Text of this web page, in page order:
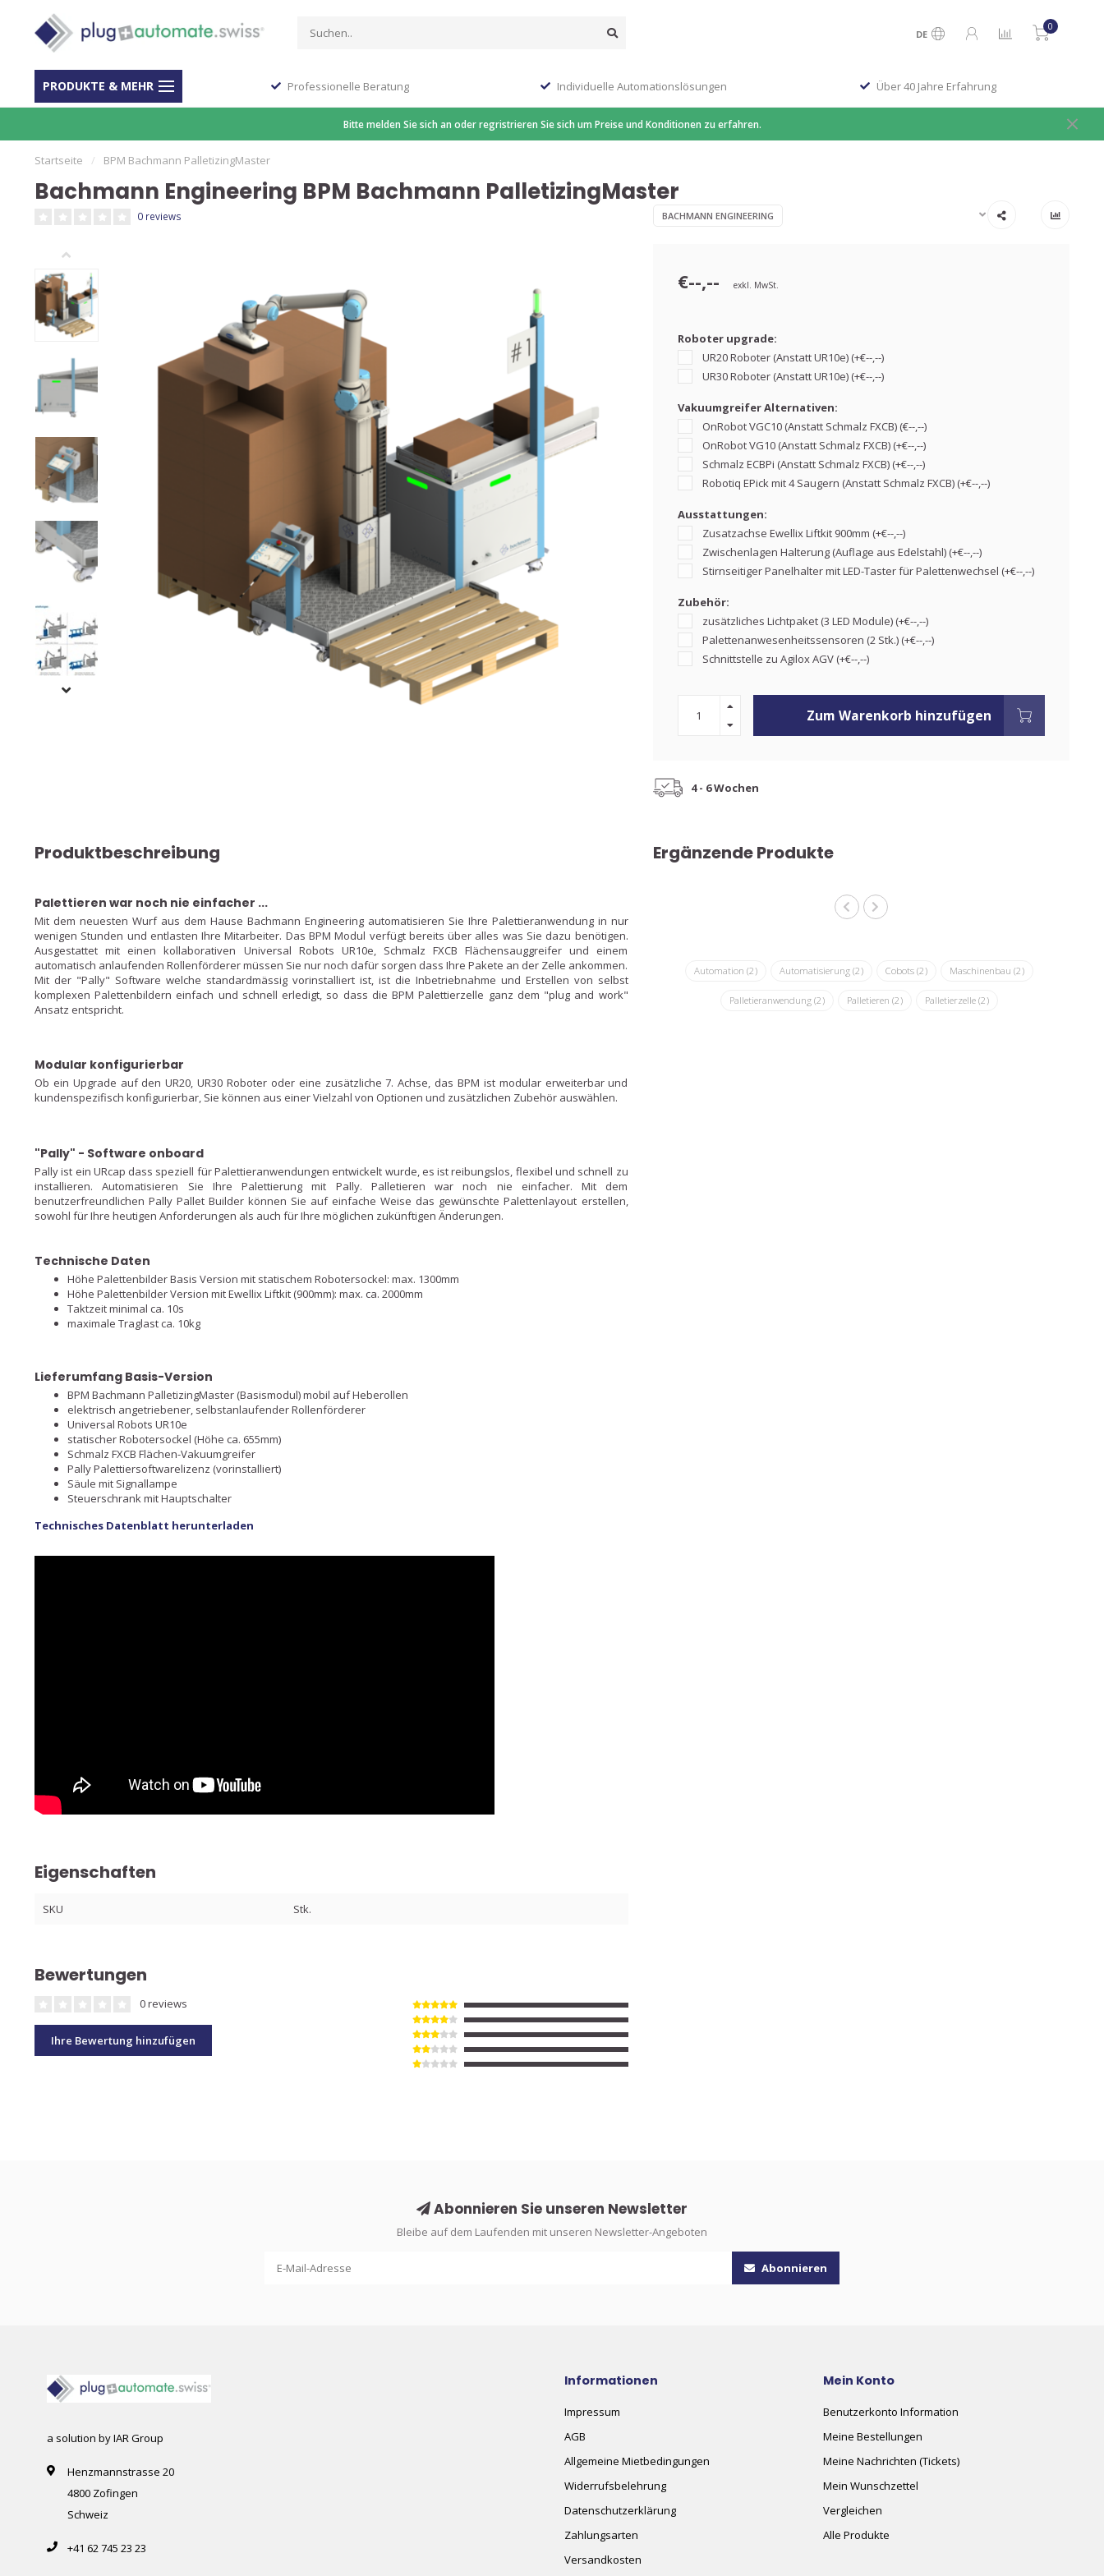
DE
0
PRODUKTE & MEHR
Shop für Automation Professionelle Beratung Individuelle Automationslösungen Über 40 Jahre Erfahrung
Bitte melden Sie sich an oder regristrieren Sie sich um Preise und Konditionen zu erfahren.
Startseite / BPM Bachmann PalletizingMaster
Bachmann Engineering BPM Bachmann PalletizingMaster
0 reviews BACHMANN ENGINEERING
€--,-- exkl. MwSt.
Roboter upgrade:
UR20 Roboter (Anstatt UR10e) (+€--,--)
UR30 Roboter (Anstatt UR10e) (+€--,--)
Vakuumgreifer Alternativen:
OnRobot VGC10 (Anstatt Schmalz FXCB) (€--,--)
OnRobot VG10 (Anstatt Schmalz FXCB) (+€--,--)
Schmalz ECBPi (Anstatt Schmalz FXCB) (+€--,--)
Robotiq EPick mit 4 Saugern (Anstatt Schmalz FXCB) (+€--,--)
Ausstattungen:
Zusatzachse Ewellix Liftkit 900mm (+€--,--)
Zwischenlagen Halterung (Auflage aus Edelstahl) (+€--,--)
Stirnseitiger Panelhalter mit LED-Taster für Palettenwechsel (+€--,--)
Zubehör:
zusätzliches Lichtpaket (3 LED Module) (+€--,--)
Palettenanwesenheitssensoren (2 Stk.) (+€--,--)
Schnittstelle zu Agilox AGV (+€--,--)
Zum Warenkorb hinzufügen
4 - 6 Wochen
Produktbeschreibung
Palettieren war noch nie einfacher ...
Mit dem neuesten Wurf aus dem Hause Bachmann Engineering automatisieren Sie Ihre Palettieranwendung in nur
wenigen Stunden und entlasten Ihre Mitarbeiter. Das BPM Modul verfügt bereits über alles was Sie dazu benötigen.
Ausgestattet mit einen kollaborativen Universal Robots UR10e, Schmalz FXCB Flächensauggreifer und einem
automatisch anlaufenden Rollenförderer müssen Sie nur noch dafür sorgen dass Ihre Pakete an der Zelle ankommen.
Mit der "Pally" Software welche standardmässig vorinstalliert ist, ist die Inbetriebnahme und Erstellen von selbst
komplexen Palettenbildern einfach und schnell erledigt, so dass die BPM Palettierzelle ganz dem "plug and work"
Ansatz entspricht.
Modular konfigurierbar
Ob ein Upgrade auf den UR20, UR30 Roboter oder eine zusätzliche 7. Achse, das BPM ist modular erweiterbar und
kundenspezifisch konfigurierbar, Sie können aus einer Vielzahl von Optionen und zusätzlichen Zubehör auswählen.
"Pally" - Software onboard
Pally ist ein URcap dass speziell für Palettieranwendungen entwickelt wurde, es ist reibungslos, flexibel und schnell zu
installieren. Automatisieren Sie Ihre Palettierung mit Pally. Palletieren war noch nie einfacher. Mit dem
benutzerfreundlichen Pally Pallet Builder können Sie auf einfache Weise das gewünschte Palettenlayout erstellen,
sowohl für Ihre heutigen Anforderungen als auch für Ihre möglichen zukünftigen Änderungen.
Technische Daten
Höhe Palettenbilder Basis Version mit statischem Robotersockel: max. 1300mm
Höhe Palettenbilder Version mit Ewellix Liftkit (900mm): max. ca. 2000mm
Taktzeit minimal ca. 10s
maximale Traglast ca. 10kg
Lieferumfang Basis-Version
BPM Bachmann PalletizingMaster (Basismodul) mobil auf Heberollen
elektrisch angetriebener, selbstanlaufender Rollenförderer
Universal Robots UR10e
statischer Robotersockel (Höhe ca. 655mm)
Schmalz FXCB Flächen-Vakuumgreifer
Pally Palettiersoftwarelizenz (vorinstalliert)
Säule mit Signallampe
Steuerschrank mit Hauptschalter
Technisches Datenblatt herunterladen
Eigenschaften
SKU Stk.
Bewertungen
0 reviews
Ihre Bewertung hinzufügen
Ergänzende Produkte
Automation (2) Automatisierung (2) Cobots (2) Maschinenbau (2)
Palletieranwendung (2) Palletieren (2) Palletierzelle (2)
Abonnieren Sie unseren Newsletter
Bleibe auf dem Laufenden mit unseren Newsletter-Angeboten
Abonnieren
a solution by IAR Group
Henzmannstrasse 20
4800 Zofingen
Schweiz
+41 62 745 23 23
Informationen
Impressum
AGB
Allgemeine Mietbedingungen
Widerrufsbelehrung
Datenschutzerklärung
Zahlungsarten
Versandkosten
Mein Konto
Benutzerkonto Information
Meine Bestellungen
Meine Nachrichten (Tickets)
Mein Wunschzettel
Vergleichen
Alle Produkte